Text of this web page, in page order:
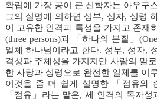
확립에 가장 공이 큰 신학자는 아우구
그의 설명에 의하면 성부, 성자, 성령
이 고유한 인격과 특성을 가지고 존재
(three persons)과 「하나의 본질」
일체 하나님이라고 한다. 성부, 성자,
격성과 주체성을 가지지만 사람의 말
한 사랑과 성령으로 완전한 일체를 이
이것을 좀 더 쉽게 설명한 「점유와
「점유」라는 말은, 세 인격의 독자